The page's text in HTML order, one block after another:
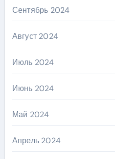
Сентябрь 2024
Август 2024
Июль 2024
Июнь 2024
Май 2024
Апрель 2024